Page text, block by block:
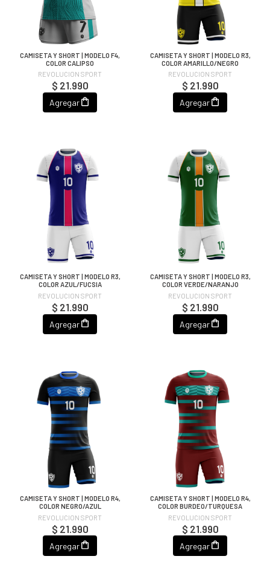
CAMISETA Y SHORT | MODELO F4,
COLOR CALIPSO
REVOLUCION SPORT
$ 21.990
Agregar
CAMISETA Y SHORT | MODELO R3,
COLOR AMARILLO/NEGRO
REVOLUCION SPORT
$ 21.990
Agregar
CAMISETA Y SHORT | MODELO R3,
COLOR AZUL/FUCSIA
REVOLUCION SPORT
$ 21.990
Agregar
CAMISETA Y SHORT | MODELO R3,
COLOR VERDE/NARANJO
REVOLUCION SPORT
$ 21.990
Agregar
CAMISETA Y SHORT | MODELO R4,
COLOR NEGRO/AZUL
REVOLUCION SPORT
$ 21.990
Agregar
CAMISETA Y SHORT | MODELO R4,
COLOR BURDEO/TURQUESA
REVOLUCION SPORT
$ 21.990
Agregar